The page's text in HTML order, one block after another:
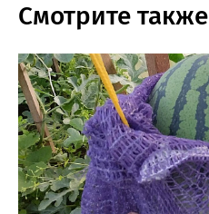
Смотрите также